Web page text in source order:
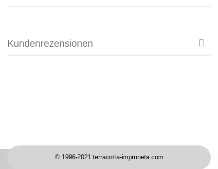
Kundenrezensionen
© 1996-2021 terracotta-impruneta.com